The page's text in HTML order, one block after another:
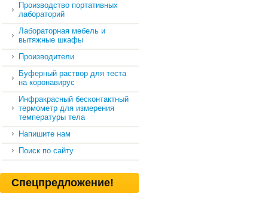
Производство портативных
лабораторий
Лабораторная мебель и
вытяжные шкафы
Производители
Буферный раствор для теста
на коронавирус
Инфракрасный бесконтактный
термометр для измерения
температуры тела
Напишите нам
Поиск по сайту
Спецпредложение!